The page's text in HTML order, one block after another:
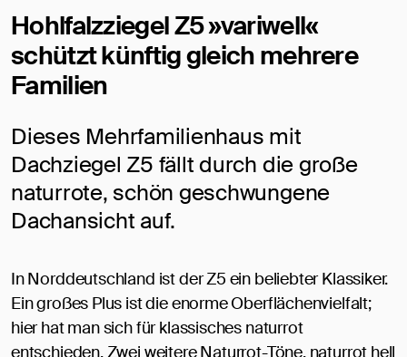
Hohlfalzziegel Z5 »variwell«
schützt künftig gleich mehrere
Familien
Dieses Mehrfamilienhaus mit
Dachziegel Z5 fällt durch die große
naturrote, schön geschwungene
Dachansicht auf.
In Norddeutschland ist der Z5 ein beliebter Klassiker.
Ein großes Plus ist die enorme Oberflächenvielfalt;
hier hat man sich für klassisches naturrot
entschieden. Zwei weitere Naturrot-Töne, naturrot hell